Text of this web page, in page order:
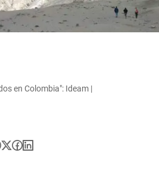
en Colombia": Ideam |